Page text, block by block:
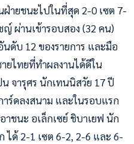
ายชนะไปในที่สุด 2-0 เซต 7-
ผ่านเข้ารอบสอง (32 คน)
ดับ 12 ของรายการ และมือ
ยไทยที่ทำผลงานได้ดีใน
น จารุศร นักเทนนิสวัย 17 ปี
าร์ดลงสนาม และในรอบแรก
าชนะ อเล็กเซย์ ชิบาเยฟ นัก
ได้ 2-1 เซต 6-2, 2-6 และ 6-